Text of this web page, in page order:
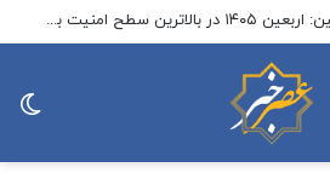
نهادهای حقوق بشری: قتل خبرنگار لبنانی توسط اسرائیل جنایت جنگی است